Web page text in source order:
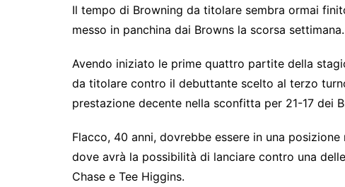
Il tempo di Browning da titolare sembra ormai
messo in panchina dai Browns la scorsa settimana.
Avendo iniziato le prime quattro partite della
da titolare contro il debuttante scelto al terzo
prestazione decente nella sconfitta per 21-17 dei
Flacco, 40 anni, dovrebbe essere in una
dove avrà la possibilità di lanciare contro una
Chase e Tee Higgins.